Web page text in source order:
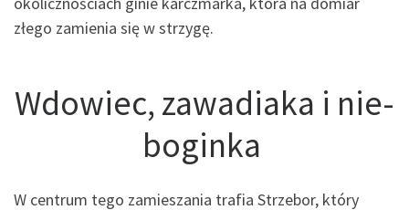
złego zamienia się w strzygę.
Wdowiec, zawadiaka i nie-
boginka
W centrum tego zamieszania trafia Strzebor, który